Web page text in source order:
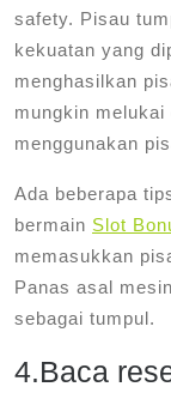
safety. Pisau
kekuatan yang
menghasilkan
mungkin
menggunakan
Ada beberapa
bermain Slot
memasukkan
Panas asal
sebagai tumpul.
4.Baca